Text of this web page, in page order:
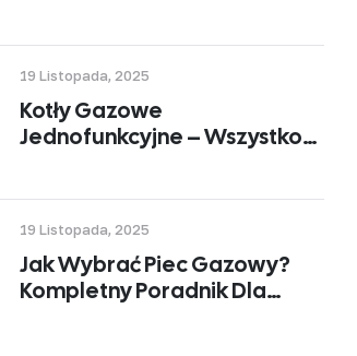
19 Listopada, 2025
Kotły Gazowe
Jednofunkcyjne – Wszystko
19 Listopada, 2025
Jak Wybrać Piec Gazowy?
Kompletny Poradnik Dla